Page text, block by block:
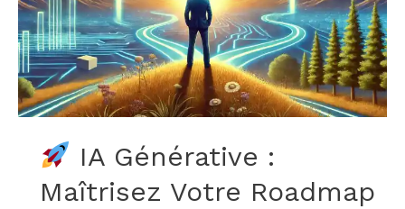
IA Générative :
Maîtrisez Votre Roadmap
Maîtrisez
Votre
Roadmap
Technologique
avec
Règle
des